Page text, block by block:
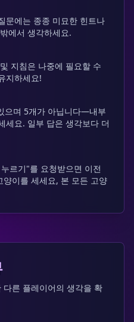
문에는 종종 미묘한 힌트나
에서 생각하세요.
지침은 나중에 필요할 수
지하세요!
으며 5개가 아닙니다—내부
세요. 일부 답은 생각보다 더
르기"를 요청받으면 이전
이를 세세요, 본 모든 고양
른 플레이어의 생각을 확